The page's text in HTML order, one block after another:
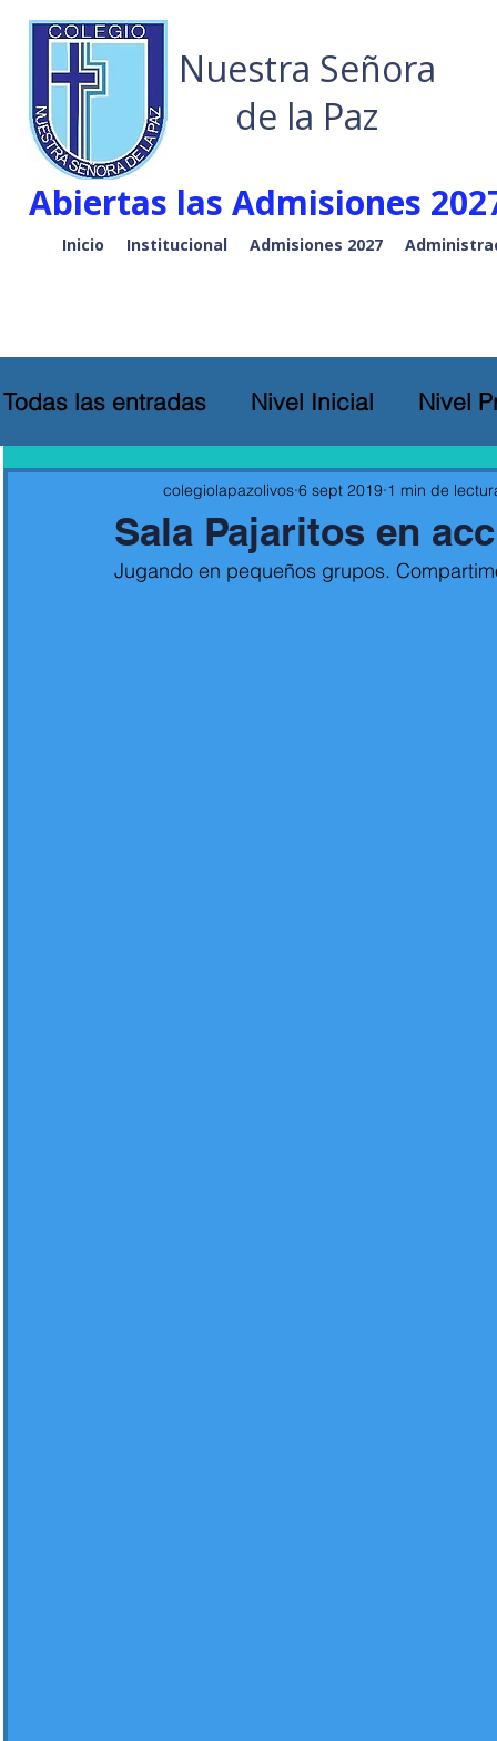
Inicio Institucional Admisiones 2027
Todas las entradas Nivel Inicial Nivel
Sala Pajaritos en
colegiolapazolivos 6 sept 2019 1 min de
Jugando en pequeños grupos.
Nuestra Señora
de la Paz
Abiertas las Admisiones